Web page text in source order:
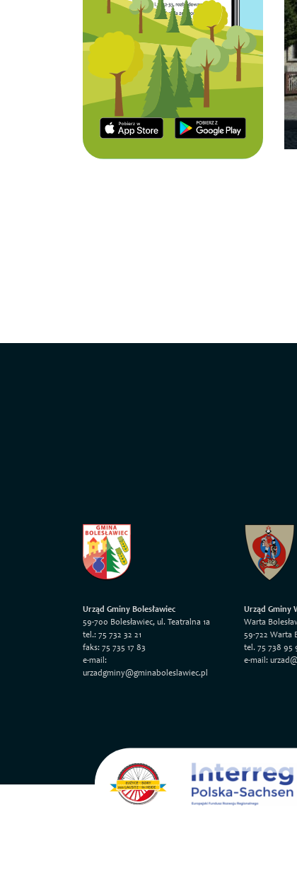
Urząd Gminy Bolesławiec
59-700 Bolesławiec, ul. Teatralna 1a
tel.: 75 732 32 21
faks: 75 735 17 83
e-mail:
urzadgminy@gminaboleslawiec.pl
Urząd Gminy
Warta
59-722 Warta
tel. 75 738 95
e-mail: